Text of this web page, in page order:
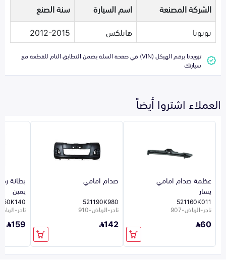
الشركة المصنعة اسم السيارة
سنة الصنع
تويوتا
هايلكس 2012-2015
تزويدنا برقم الهيكل (VIN) في صفحة السلة يضمن التطابق التام للقطعة مع
سيارتك
العملاء اشتروا أيضاً
عظمة صدام امامي
يسار
521160K011
تاجر-الرياض-907
60
صدام امامي
521190K980
تاجر-الرياض-910
142
بطانة
يمين
تاجر-الرياض-
159